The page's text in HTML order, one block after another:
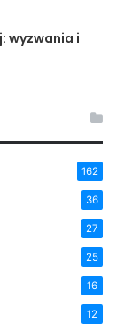
wyzwania i
162
36
27
25
16
12